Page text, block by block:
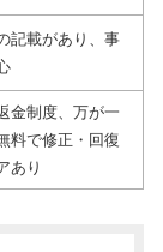
記載があり、事
金制度、万が一
料で修正・回復
あり